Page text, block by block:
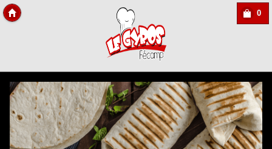
0
Copyright Des-click